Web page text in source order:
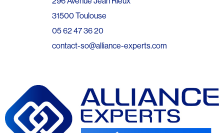
31500 Toulouse
05 62 47 36 20
contact-so@alliance-experts.com